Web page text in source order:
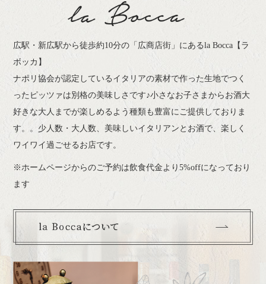
広駅・新広駅から徒歩約10分の「広商店街」にあるla Bocca【ラ
ボッカ】
ナポリ協会が認定しているイタリアの素材で作った生地でつく
ったピッツァは別格の美味しさです♪小さなお子さまからお酒大
好きな大人までが楽しめるよう種類も豊富にご提供しておりま
す。。少人数・大人数、美味しいイタリアンとお酒で、楽しく
ワイワイ過ごせるお店です。
※ホームページからのご予約は飲食代金より5%offになっており
ます